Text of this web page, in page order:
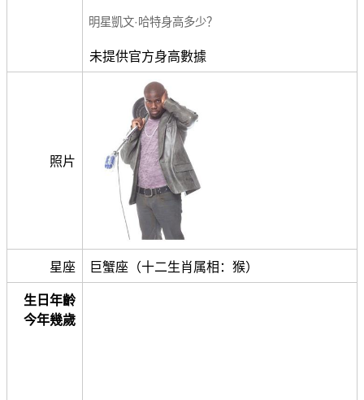
明星凱文·哈特身高多少？
未提供官方身高數據
照片
星座 巨蟹座（十二生肖属相：猴）
生日年齡
今年幾歲